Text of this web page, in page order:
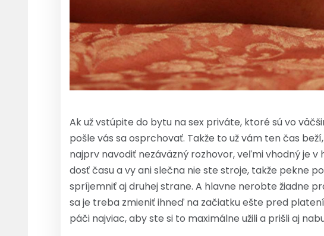
Ak už vstúpite do bytu na sex priváte, ktoré sú vo
pošle vás sa osprchovať. Takže to už vám ten čas
najprv navodiť nezáväzný rozhovor, veľmi vhodný je
dosť času a vy ani slečna nie ste stroje, takže pekne
spríjemniť aj druhej strane. A hlavne nerobte žiadne
sa je treba zmieniť ihneď na začiatku ešte pred
páči najviac, aby ste si to maximálne užili a prišli aj